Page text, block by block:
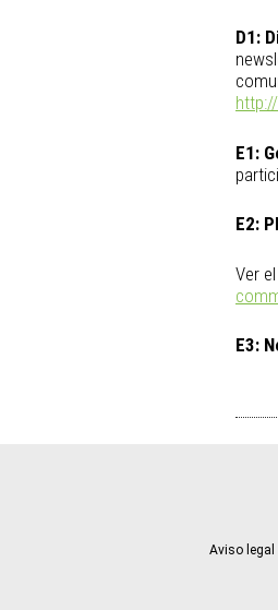
D1:
E1:
E2:
Ver
E3:
Aviso legal